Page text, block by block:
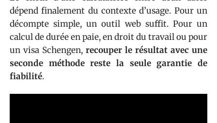
dépend finalement du contexte d’usage. Pour un
décompte simple, un outil web suffit. Pour un
calcul de durée en paie, en droit du travail ou pour
un visa Schengen, recouper le résultat avec une
seconde méthode reste la seule garantie de
fiabilité.